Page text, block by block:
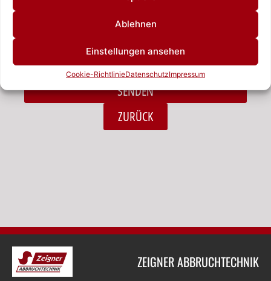
Ablehnen
Einstellungen ansehen
Cookie-RichtlinieDatenschutzImpressum
Ich habe die Datenschutzerklärung zur Kenntnis
genommen.*
SENDEN
ZURÜCK
ZEIGNER ABBRUCHTECHNIK